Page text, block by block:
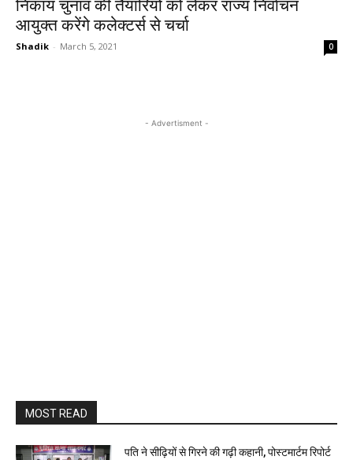
निकाय चुनाव की तैयारियों को लेकर राज्य निर्वाचन
आयुक्त करेंगे कलेक्टर्स से चर्चा
Shadik - March 5, 2021 0
- Advertisment -
MOST READ
पति ने सीढ़ियों से गिरने की गढ़ी कहानी, पोस्टमार्टम रिपोर्ट